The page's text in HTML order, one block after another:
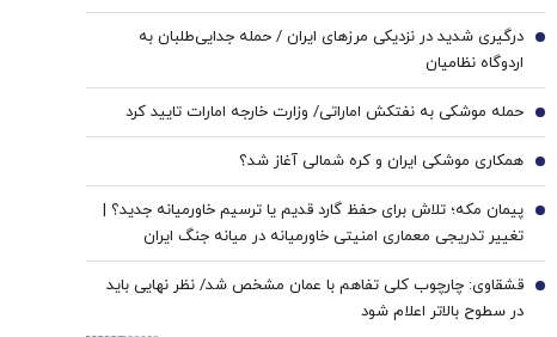
درگیری شدید در نزدیکی مرز‌های ایران / حمله جدایی‌طلبان به
اردوگاه نظامیان
6
حمله موشکی به نفتکش اماراتی/ وزارت خارجه امارات تایید کرد 7
همکاری موشکی ایران و کره شمالی آغاز شد؟ 8
پیمان مکه؛ تلاش برای حفظ گارد قدیم یا ترسیم خاورمیانه جدید؟ |
تغییر تدریجی معماری امنیتی خاورمیانه در میانه جنگ ایران
9
قشقاوی: چارچوب کلی تفاهم با عمان مشخص شد/ نظر نهایی باید
در سطوح بالاتر اعلام شود
10